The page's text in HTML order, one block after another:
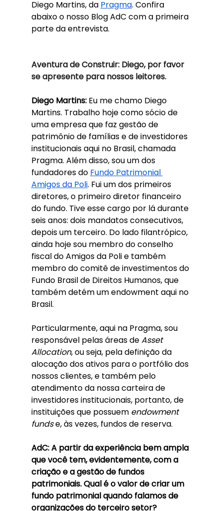
Diego Martins, da Pragma. Confira
abaixo o nosso Blog AdC com a primeira
parte da entrevista.
Aventura de Construir: Diego, por favor
se apresente para nossos leitores.
Diego Martins: Eu me chamo Diego
Martins. Trabalho hoje como sócio de
uma empresa que faz gestão de
patrimônio de famílias e de investidores
institucionais aqui no Brasil, chamada
Pragma. Além disso, sou um dos
fundadores do Fundo Patrimonial
Amigos da Poli. Fui um dos primeiros
diretores, o primeiro diretor financeiro
do fundo. Tive esse cargo por lá durante
seis anos: dois mandatos consecutivos,
depois um terceiro. Do lado filantrópico,
ainda hoje sou membro do conselho
fiscal do Amigos da Poli e também
membro do comitê de investimentos do
Fundo Brasil de Direitos Humanos, que
também detém um endowment aqui no
Brasil.
Particularmente, aqui na Pragma, sou
responsável pelas áreas de Asset
Allocation, ou seja, pela definição da
alocação dos ativos para o portfólio dos
nossos clientes, e também pelo
atendimento da nossa carteira de
investidores institucionais, portanto, de
instituições que possuem endowment
funds e, às vezes, fundos de reserva.
AdC: A partir da experiência bem ampla
que você tem, evidentemente, com a
criação e a gestão de fundos
patrimoniais. Qual é o valor de criar um
fundo patrimonial quando falamos de
organizações do terceiro setor?